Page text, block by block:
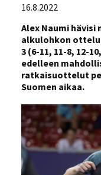
16.8.2022
Alex Naumi
alkulohkon
3 (6-11, 11-8, 12-
edelleen
ratkaisuottelut
Suomen aikaa.